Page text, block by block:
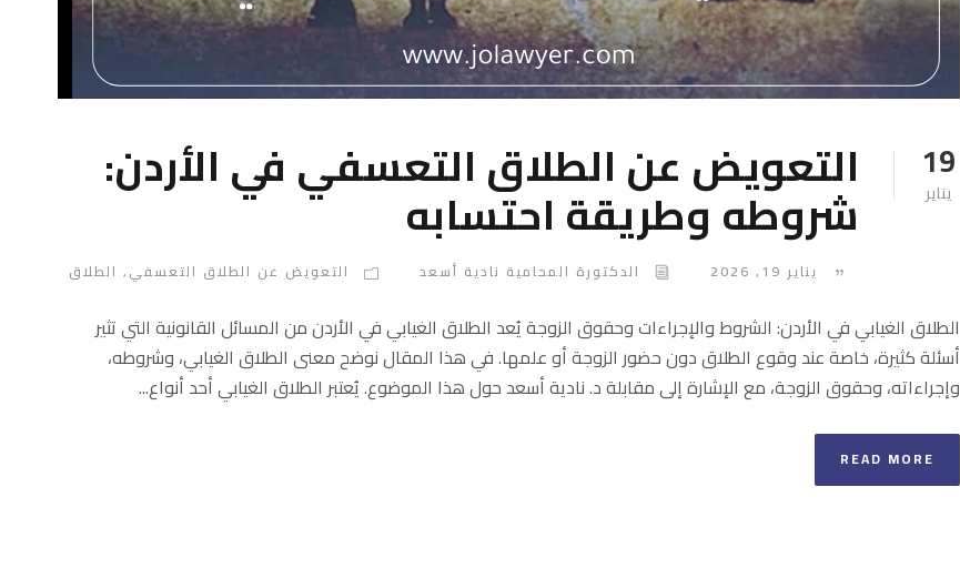
19
يناير التعويض عن الطلاق التعسفي في الأردن:
شروطه وطريقة احتسابه
يناير 19, 2026 الدكتورة المحامية نادية أسعد التعويض عن الطلاق التعسفي, الطلاق
الطلاق الغيابي في الأردن: الشروط والإجراءات وحقوق الزوجة يُعد الطلاق الغيابي في الأردن من المسائل القانونية التي تثير
أسئلة كثيرة، خاصة عند وقوع الطلاق دون حضور الزوجة أو علمها. في هذا المقال نوضح معنى الطلاق الغيابي، وشروطه،
وإجراءاته، وحقوق الزوجة، مع الإشارة إلى مقابلة د. نادية أسعد حول هذا الموضوع. يُعتبر الطلاق الغيابي أحد أنواع...
READ MORE